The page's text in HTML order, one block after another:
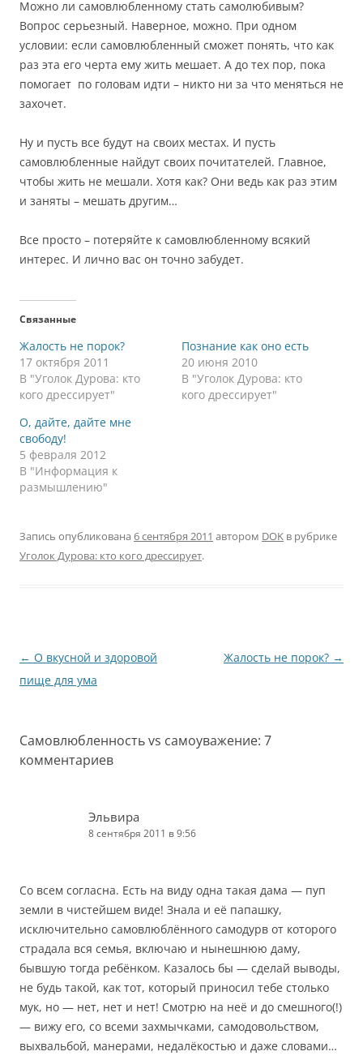
Можно ли самовлюбленному стать самолюбивым?
Вопрос серьезный. Наверное, можно. При одном
условии: если самовлюбленный сможет понять, что как
раз эта его черта ему жить мешает. А до тех пор, пока
помогает по головам идти – никто ни за что меняться не
захочет.
Ну и пусть все будут на своих местах. И пусть
самовлюбленные найдут своих почитателей. Главное,
чтобы жить не мешали. Хотя как? Они ведь как раз этим
и заняты – мешать другим…
Все просто – потеряйте к самовлюбленному всякий
интерес. И лично вас он точно забудет.
Связанные
Жалость не порок?
17 октября 2011
В "Уголок Дурова: кто
кого дрессирует"
Познание как оно есть
20 июня 2010
В "Уголок Дурова: кто
кого дрессирует"
О, дайте, дайте мне
свободу!
5 февраля 2012
В "Информация к
размышлению"
Запись опубликована 6 сентября 2011 автором DOK в рубрике
Уголок Дурова: кто кого дрессирует.
Навигация
по
← О вкусной и здоровой
пище для ума
Жалость не порок? →
Самовлюбленность vs самоуважение: 7
комментариев
Эльвира
8 сентября 2011 в 9:56
Со всем согласна. Есть на виду одна такая дама — пуп
земли в чистейшем виде! Знала и её папашку,
исключительно самовлюблённого самодурв от которого
страдала вся семья, включаю и нынешнюю даму,
бывшую тогда ребёнком. Казалось бы — сделай выводы,
не будь такой, как тот, который приносил тебе столько
мук, но — нет, нет и нет! Смотрю на неё и до смешного(!)
— вижу его, со всеми захмычками, самодовольством,
выхвальбой, манерами, недалёкостью и даже словами…